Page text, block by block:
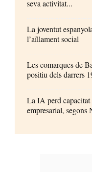
seva activitat...
La joventut
l’aïllament social
Les comarques de
positiu dels darrers
La IA perd capacitat
empresarial, segons